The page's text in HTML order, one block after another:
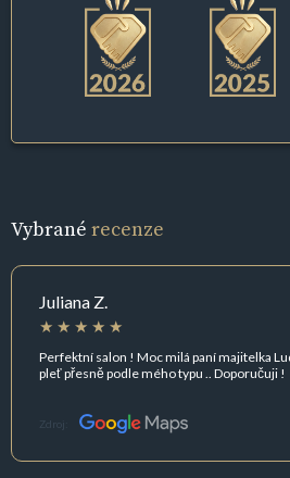
Vybrané recenze
Juliana Z.
Perfektní salon ! Moc milá paní majitelka
pleť přesně podle mého typu .. Doporučuji !
Zdroj: